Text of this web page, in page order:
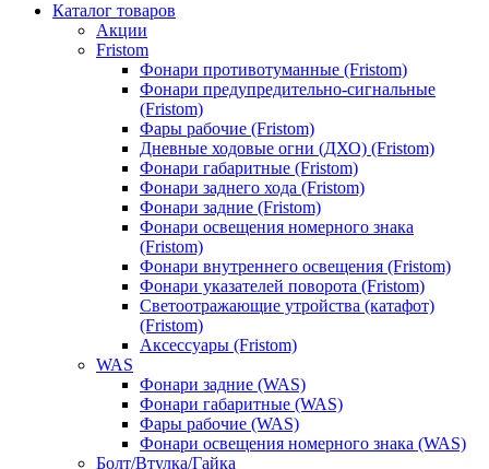
Каталог товаров
Акции
Fristom
Фонари противотуманные (Fristom)
Фонари предупредительно-сигнальные
(Fristom)
Фары рабочие (Fristom)
Дневные ходовые огни (ДХО) (Fristom)
Фонари габаритные (Fristom)
Фонари заднего хода (Fristom)
Фонари задние (Fristom)
Фонари освещения номерного знака
(Fristom)
Фонари внутреннего освещения (Fristom)
Фонари указателей поворота (Fristom)
Светоотражающие утройства (катафот)
(Fristom)
Аксессуары (Fristom)
WAS
Фонари задние (WAS)
Фонари габаритные (WAS)
Фары рабочие (WAS)
Фонари освещения номерного знака (WAS)
Болт/Втулка/Гайка